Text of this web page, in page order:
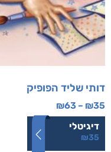
דותי שליד הפופיק
₪35
–
₪63
דיגיטלי
₪35